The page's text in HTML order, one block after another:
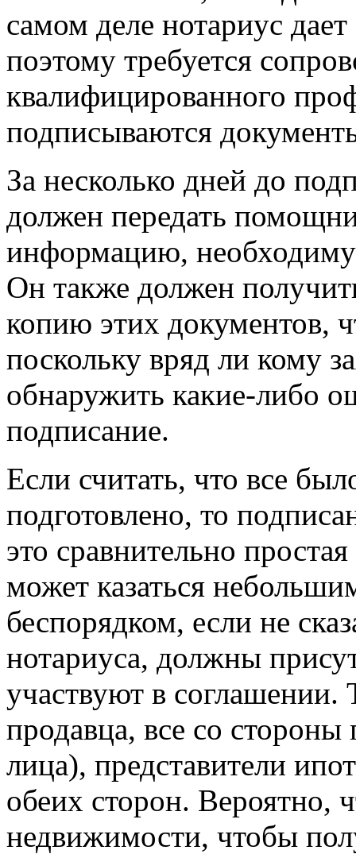
самом деле нотариус
поэтому требуется
квалифицированного
подписываются
За несколько дней до
должен передать
информацию,
Он также должен
копию этих документов,
поскольку вряд ли кому
обнаружить какие-либо
подписание.
Если считать, что все
подготовлено, то
это сравнительно
может казаться
беспорядком, если не
нотариуса, должны
участвуют в соглашении.
продавца, все со
лица), представители
обеих сторон. Вероятно,
недвижимости, чтобы